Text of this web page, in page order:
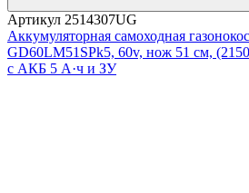
Артикул 2514307UG
Аккумуляторная самоходная
GD60LM51SPk5, 60v, нож 51 см,
с АКБ 5 А·ч и ЗУ